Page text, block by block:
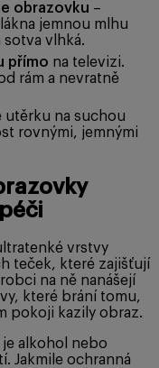
obrazovku –
jemnou mlhu
sotva vlhká.
přímo na televizi.
rám a nevratně
utěrku na suchou
rovnými, jemnými
vrstvy
teček, které zajišťují
na ně nanášejí
které brání tomu,
pokoji kazily obraz.
alkohol nebo
Jakmile ochranná